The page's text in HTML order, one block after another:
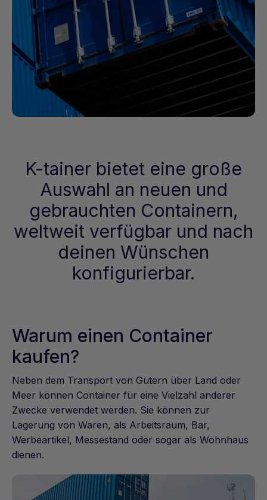
K-tainer bietet eine große
Auswahl an neuen und
gebrauchten Containern,
weltweit verfügbar und nach
deinen Wünschen
konfigurierbar.
Warum einen Container
kaufen?
Neben dem Transport von Gütern über Land oder
Meer können Container für eine Vielzahl anderer
Zwecke verwendet werden. Sie können zur
Lagerung von Waren, als Arbeitsraum, Bar,
Werbeartikel, Messestand oder sogar als Wohnhaus
dienen.